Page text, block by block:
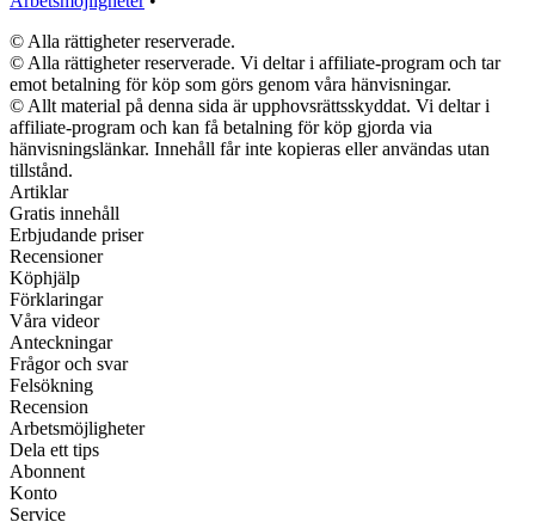
© Alla rättigheter reserverade.
© Alla rättigheter reserverade. Vi deltar i affiliate-program och tar
emot betalning för köp som görs genom våra hänvisningar.
© Allt material på denna sida är upphovsrättsskyddat. Vi deltar i
affiliate-program och kan få betalning för köp gjorda via
hänvisningslänkar. Innehåll får inte kopieras eller användas utan
tillstånd.
Artiklar
Gratis innehåll
Erbjudande priser
Recensioner
Köphjälp
Förklaringar
Våra videor
Anteckningar
Frågor och svar
Felsökning
Recension
Arbetsmöjligheter
Dela ett tips
Abonnent
Konto
Service